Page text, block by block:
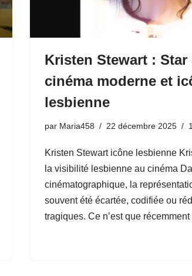
Kristen Stewart : Star
cinéma moderne et
lesbienne
par Maria458 22 décembre 2025
Kristen Stewart icône lesbienne
la visibilité lesbienne au cinéma
cinématographique, la
souvent été écartée, codifiée ou
tragiques. Ce n’est que